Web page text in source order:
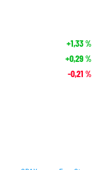
+1,33%
+0,29%
-0,21 %